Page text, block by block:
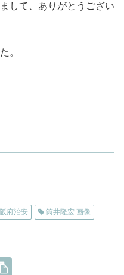
して、ありがとうござい
。
府治安 筒井隆宏 画像